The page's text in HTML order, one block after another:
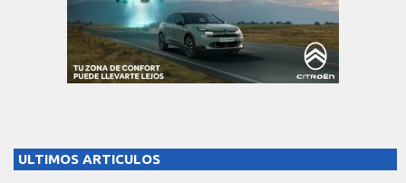
ULTIMOS ARTICULOS